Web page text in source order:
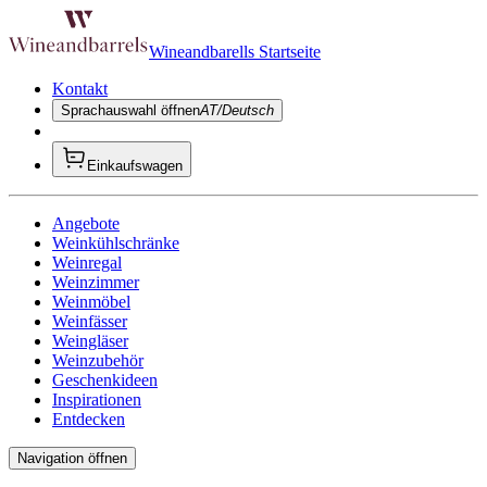
Wineandbarells Startseite
Kontakt
Sprachauswahl öffnenAT/Deutsch
Einkaufswagen
Angebote
Weinkühlschränke
Weinregal
Weinzimmer
Weinmöbel
Weinfässer
Weingläser
Weinzubehör
Geschenkideen
Inspirationen
Entdecken
Navigation öffnen